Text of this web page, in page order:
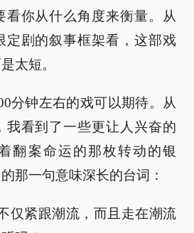
看你从什么角度来衡量。从
定剧的叙事框架看，这部戏
太短。
分钟左右的戏可以期待。从
我看到了一些更让人兴奋的
翻案命运的那枚转动的银
那一句意味深长的台词：
仅紧跟潮流，而且走在潮流